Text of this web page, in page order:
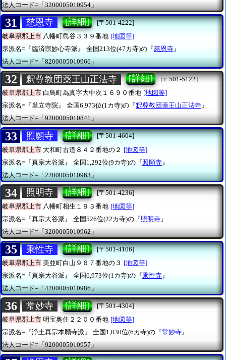
法人コード=「3200005010954」
31 慈恩寺 [詳細]
[〒501-4222]
岐阜県郡上市 八幡町島谷３３９番地 [地図等]
宗派名=『臨済宗妙心寺派』
全国213位(47カ寺)の『慈恩寺 』
法人コード=「8200005010966」
32 釈尊教団薬王山正法寺 [詳細]
[〒501-5122]
岐阜県郡上市 白鳥町為真字大中次１６９０番地 [地図等]
宗派名=『単立寺院』
全国6,973位(1カ寺)の『釈尊教団薬王山正法寺』
法人コード=「9200005010841」
33 照願寺 [詳細]
[〒501-4604]
岐阜県郡上市 大和町古道８４２番地の２ [地図等]
宗派名=『真宗大谷派』
全国1,292位(9カ寺)の『照願寺 』
法人コード=「2200005010963」
34 照明寺 [詳細]
[〒501-4236]
岐阜県郡上市 八幡町相生１９３番地 [地図等]
宗派名=『真宗大谷派』
全国526位(22カ寺)の『照明寺 』
法人コード=「3200005010962」
35 乘性寺 [詳細]
[〒501-4106]
岐阜県郡上市 美並町白山９６７番地の３ [地図等]
宗派名=『真宗大谷派』
全国6,973位(1カ寺)の『乘性寺』
法人コード=「4200005010986」
36 常妙寺 [詳細]
[〒501-4304]
岐阜県郡上市 明宝奥住２２００番地 [地図等]
宗派名=『浄土真宗本願寺派』
全国1,830位(6カ寺)の『常妙寺』
法人コード=「9200005010957」